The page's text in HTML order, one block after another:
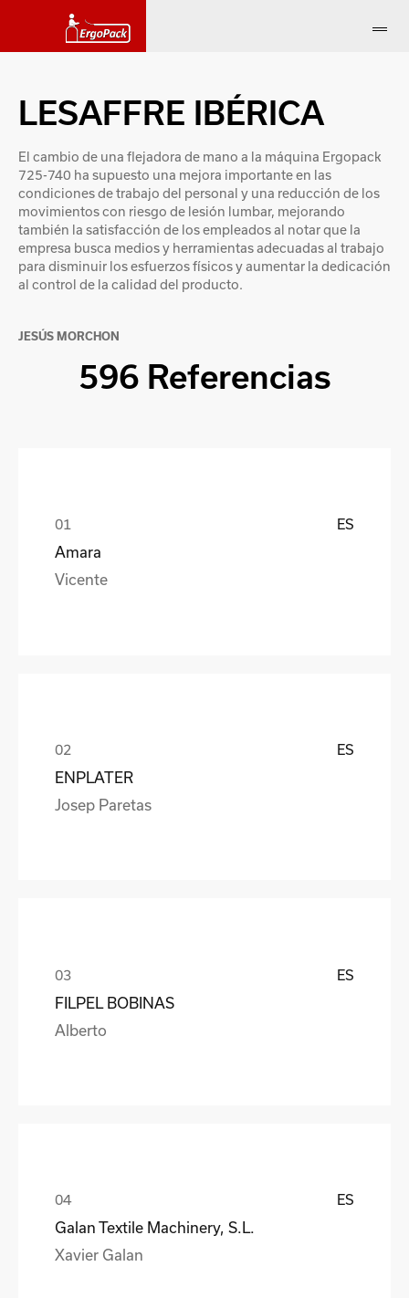
LESAFFRE IBÉRICA
El cambio de una flejadora de mano a la máquina Ergopack
725-740 ha supuesto una mejora importante en las
condiciones de trabajo del personal y una reducción de los
movimientos con riesgo de lesión lumbar, mejorando
también la satisfacción de los empleados al notar que la
empresa busca medios y herramientas adecuadas al trabajo
para disminuir los esfuerzos físicos y aumentar la dedicación
al control de la calidad del producto.
JESÚS MORCHON
596 Referencias
ES
Amara
Vicente
ES
ENPLATER
Josep Paretas
ES
FILPEL BOBINAS
Alberto
ES
Galan Textile Machinery, S.L.
Xavier Galan